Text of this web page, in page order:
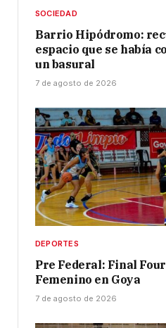
SOCIEDAD
Barrio Hipódromo:
espacio que se había
un basural
7 de agosto de 2026
DEPORTES
Pre Federal: Final
Femenino en Goya
7 de agosto de 2026